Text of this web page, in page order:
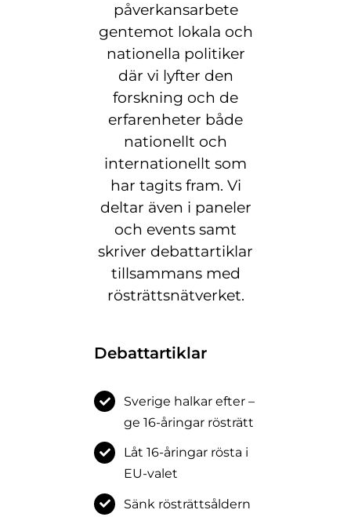
påverkansarbete
gentemot lokala och
nationella politiker
där vi lyfter den
forskning och de
erfarenheter både
nationellt och
internationellt som
har tagits fram. Vi
deltar även i paneler
och events samt
skriver debattartiklar
tillsammans med
rösträttsnätverket.
Debattartiklar
Sverige halkar efter –
ge 16-åringar rösträtt
Låt 16-åringar rösta i
EU-valet
Sänk rösträttsåldern